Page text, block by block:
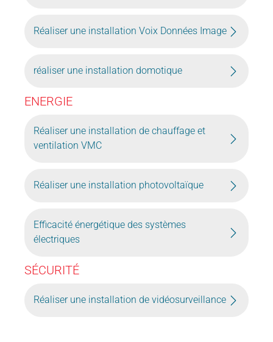
Réaliser une installation Voix Données Image
réaliser une installation domotique
ENERGIE
Réaliser une installation de chauffage et
ventilation VMC
Réaliser une installation photovoltaïque
Efficacité énergétique des systèmes
électriques
SÉCURITÉ
Réaliser une installation de vidéosurveillance